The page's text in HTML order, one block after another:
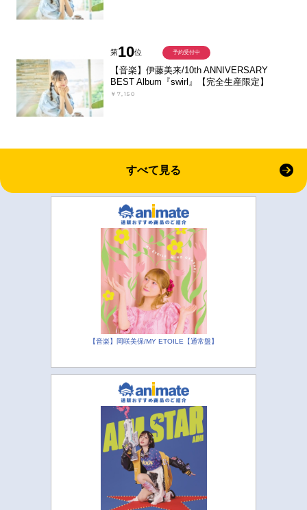
第10位
【音楽】伊藤美来/10th ANNIVERSARY
BEST Album『swirl』【完全生産限定】
￥7,150
予約受付中
すべて見る
【音楽】岡咲美保/MY ETOILE【通常盤】